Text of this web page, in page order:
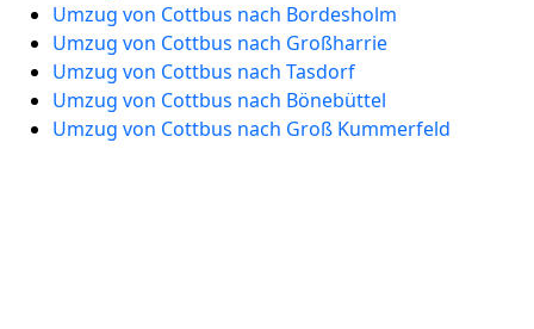
Umzug von Cottbus nach Bordesholm
Umzug von Cottbus nach Großharrie
Umzug von Cottbus nach Tasdorf
Umzug von Cottbus nach Bönebüttel
Umzug von Cottbus nach Groß Kummerfeld